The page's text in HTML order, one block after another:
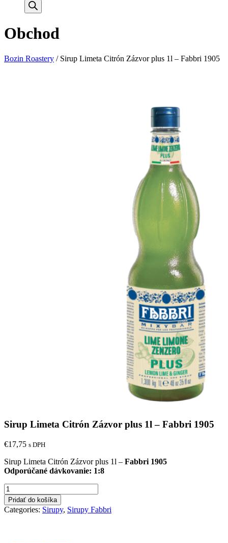
search
Obchod
Bozin Roastery / Sirup Limeta Citrón Zázvor plus 1l – Fabbri 1905
Sirup Limeta Citrón Zázvor plus 1l – Fabbri 1905
€17,75 s DPH
Sirup Limeta Citrón Zázvor plus 1l – Fabbri 1905
Odporúčané dávkovanie: 1:8
Pridať do košíka
Categories: Sirupy, Sirupy Fabbri